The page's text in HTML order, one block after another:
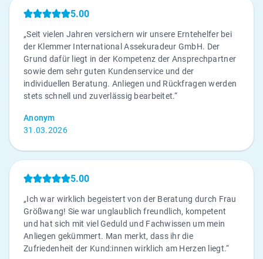
5.00
„Seit vielen Jahren versichern wir unsere Erntehelfer bei
der Klemmer International Assekuradeur GmbH. Der
Grund dafür liegt in der Kompetenz der Ansprechpartner
sowie dem sehr guten Kundenservice und der
individuellen Beratung. Anliegen und Rückfragen werden
stets schnell und zuverlässig bearbeitet.“
Anonym
31.03.2026
5.00
„Ich war wirklich begeistert von der Beratung durch Frau
Größwang! Sie war unglaublich freundlich, kompetent
und hat sich mit viel Geduld und Fachwissen um mein
Anliegen gekümmert. Man merkt, dass ihr die
Zufriedenheit der Kund:innen wirklich am Herzen liegt.“